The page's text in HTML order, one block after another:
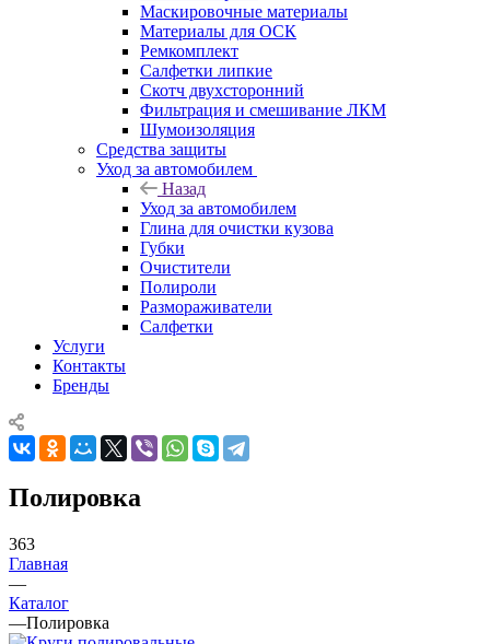
Маскировочные материалы
Материалы для ОСК
Ремкомплект
Салфетки липкие
Скотч двухсторонний
Фильтрация и смешивание ЛКМ
Шумоизоляция
Средства защиты
Уход за автомобилем
Назад
Уход за автомобилем
Глина для очистки кузова
Губки
Очистители
Полироли
Размораживатели
Салфетки
Услуги
Контакты
Бренды
Полировка
363
Главная
—
Каталог
—Полировка